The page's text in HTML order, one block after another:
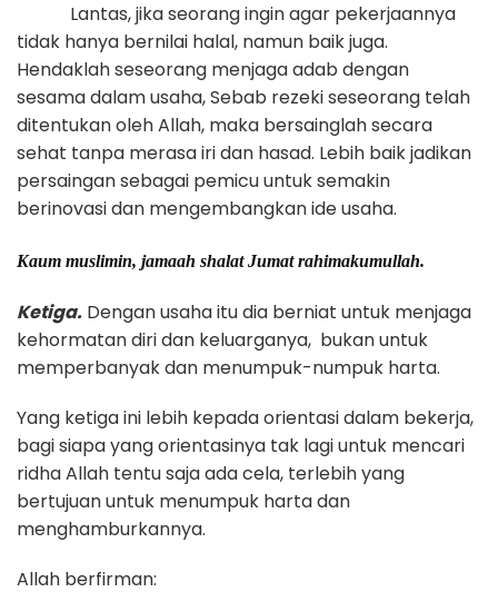
Lantas, jika seorang ingin agar pekerjaannya
tidak hanya bernilai halal, namun baik juga.
Hendaklah seseorang menjaga adab dengan
sesama dalam usaha, Sebab rezeki seseorang telah
ditentukan oleh Allah, maka bersainglah secara
sehat tanpa merasa iri dan hasad. Lebih baik jadikan
persaingan sebagai pemicu untuk semakin
berinovasi dan mengembangkan ide usaha.
Kaum muslimin, jamaah shalat Jumat rahimakumullah.
Ketiga. Dengan usaha itu dia berniat untuk menjaga
kehormatan diri dan keluarganya, bukan untuk
memperbanyak dan menumpuk-numpuk harta.
Yang ketiga ini lebih kepada orientasi dalam bekerja,
bagi siapa yang orientasinya tak lagi untuk mencari
ridha Allah tentu saja ada cela, terlebih yang
bertujuan untuk menumpuk harta dan
menghamburkannya.
Allah berfirman: